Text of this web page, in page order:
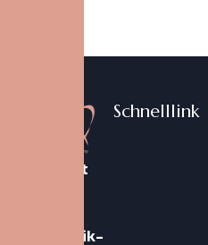
DentX ist
Zahnklinik-
Schnelllink